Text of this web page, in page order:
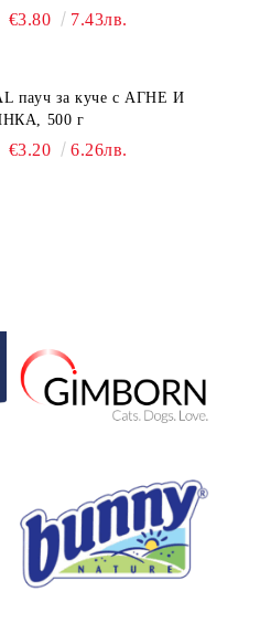
за куче, УВИТИ
€3.80 7.43лв.
пауч за куче с АГНЕ И
500 г
€3.20 6.26лв.